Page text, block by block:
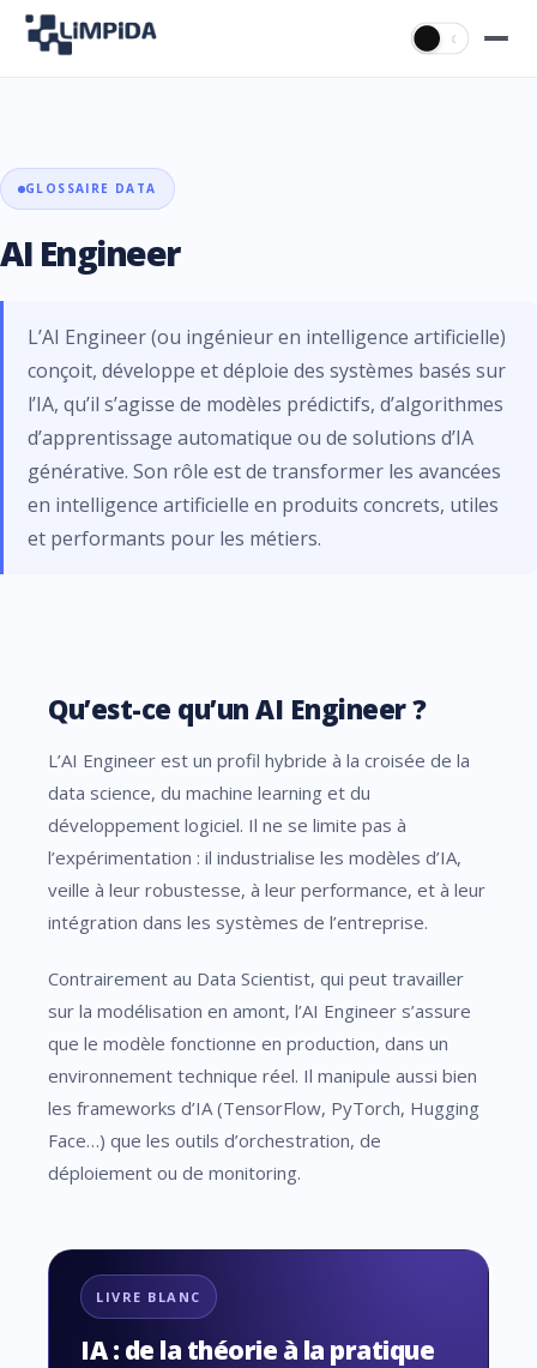
☾
GLOSSAIRE DATA
AI Engineer
L’AI Engineer (ou ingénieur en intelligence artificielle)
conçoit, développe et déploie des systèmes basés sur
l’IA, qu’il s’agisse de modèles prédictifs, d’algorithmes
d’apprentissage automatique ou de solutions d’IA
générative. Son rôle est de transformer les avancées
en intelligence artificielle en produits concrets, utiles
et performants pour les métiers.
Qu’est-ce qu’un AI Engineer ?
L’AI Engineer est un profil hybride à la croisée de la
data science, du machine learning et du
développement logiciel. Il ne se limite pas à
l’expérimentation : il industrialise les modèles d’IA,
veille à leur robustesse, à leur performance, et à leur
intégration dans les systèmes de l’entreprise.
Contrairement au Data Scientist, qui peut travailler
sur la modélisation en amont, l’AI Engineer s’assure
que le modèle fonctionne en production, dans un
environnement technique réel. Il manipule aussi bien
les frameworks d’IA (TensorFlow, PyTorch, Hugging
Face…) que les outils d’orchestration, de
déploiement ou de monitoring.
LIVRE BLANC
IA : de la théorie à la pratique